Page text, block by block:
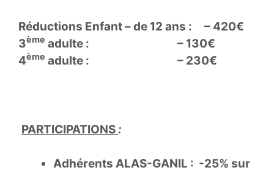
Réductions Enfant – de 12 ans : – 420€
3ème adulte : – 130€
4ème adulte : – 230€
PARTICIPATIONS:
Adhérents ALAS-GANIL : -25% sur